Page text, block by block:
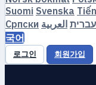
Suomi Svenska
Српски
עברית العربية
국어
로그인 회원가입